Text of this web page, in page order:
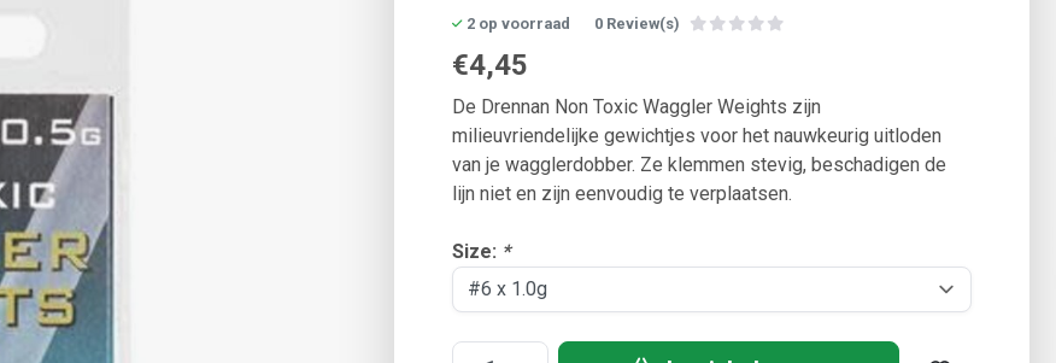
2 op voorraad 0 Review(s)
€4,45
De Drennan Non Toxic Waggler Weights zijn
milieuvriendelijke gewichtjes voor het nauwkeurig uitloden
van je wagglerdobber. Ze klemmen stevig, beschadigen de
lijn niet en zijn eenvoudig te verplaatsen.
Size: *